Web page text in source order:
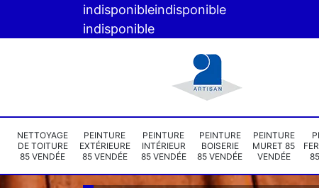
indisponibleindisponible
indisponible
NETTOYAGE
DE TOITURE
85 VENDÉE
PEINTURE
EXTÉRIEURE
85 VENDÉE
PEINTURE
INTÉRIEUR
85 VENDÉE
PEINTURE
BOISERIE
85 VENDÉE
PEINTURE
MURET 85
VENDÉE